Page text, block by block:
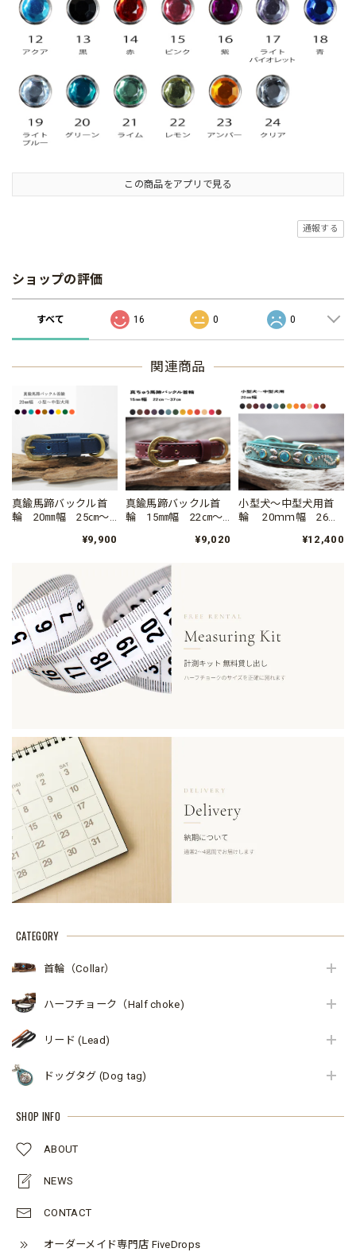
CATEGORY
首輪（Collar）
ハーフチョーク（Half choke)
リード (Lead)
ドッグタグ (Dog tag)
SHOP INFO
ABOUT
NEWS
CONTACT
オーダーメイド専門店 FiveDrops
この商品をアプリで見る
通報する
ショップの評価
すべて 16 0 0
関連商品
真鍮馬蹄バックル首
輪 20㎜幅 25㎝～
¥9,900
真鍮馬蹄バックル首
輪 15㎜幅 22㎝～
¥9,020
小型犬～中型犬用首
輪 20ｍｍ幅 26㎝
ー、コッカー、柴犬
¥12,400